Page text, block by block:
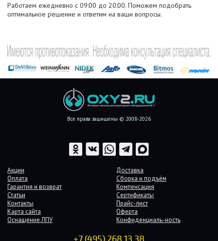
Работаем ежедневно с 09:00 до 20:00. Поможем подобрать
оптимальное решение и ответим на ваши вопросы.
Все права защищены © 2008-2026
Акции
Доставка
Оплата
Сборка и подъём
Гарантия и возврат
Компенсация
Статьи
Сертификаты
Контакты
Прайс-лист
Карта сайта
Оферта
Оснащение ЛПУ
Конфиденциаль-ность